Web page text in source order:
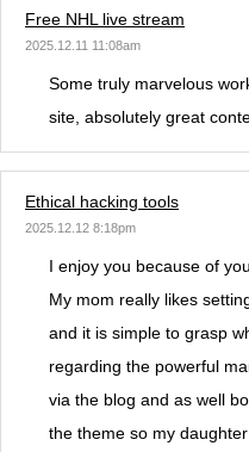
Free NHL live stream
2025.12.11 11:08am
Some truly marvelous
site, absolutely great
Ethical hacking tools
2025.12.12 8:18pm
I enjoy you because of
My mom really likes
and it is simple to grasp
regarding the powerful
via the blog and as well
the theme so my